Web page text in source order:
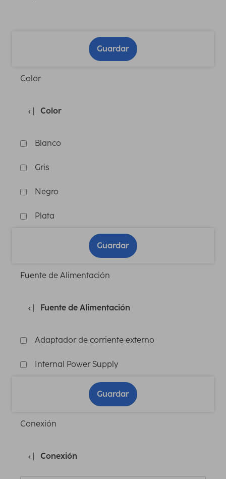
Guardar
Color
Color
Blanco
Gris
Negro
Plata
Guardar
Fuente de Alimentación
Fuente de Alimentación
Adaptador de corriente externo
Internal Power Supply
Guardar
Conexión
Conexión